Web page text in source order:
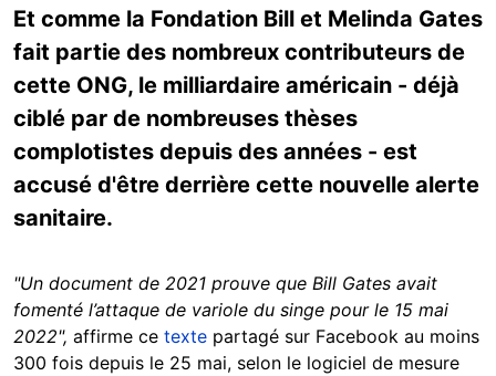
Et comme la Fondation Bill et Melinda Gates
fait partie des nombreux contributeurs de
cette ONG, le milliardaire américain - déjà
ciblé par de nombreuses thèses
complotistes depuis des années - est
accusé d'être derrière cette nouvelle alerte
sanitaire.
"Un document de 2021 prouve que Bill Gates avait
fomenté l’attaque de variole du singe pour le 15 mai
2022", affirme ce texte partagé sur Facebook au moins
300 fois depuis le 25 mai, selon le logiciel de mesure